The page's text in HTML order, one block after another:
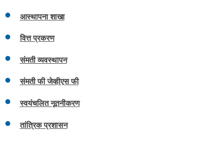
आस्थापना शाखा
वित्त प्रकरण
संमती व्यवस्थापन
संमती फी जेव्हीएस फी
स्वयंचलित नूतनीकरण
तांत्रिक प्रशासन